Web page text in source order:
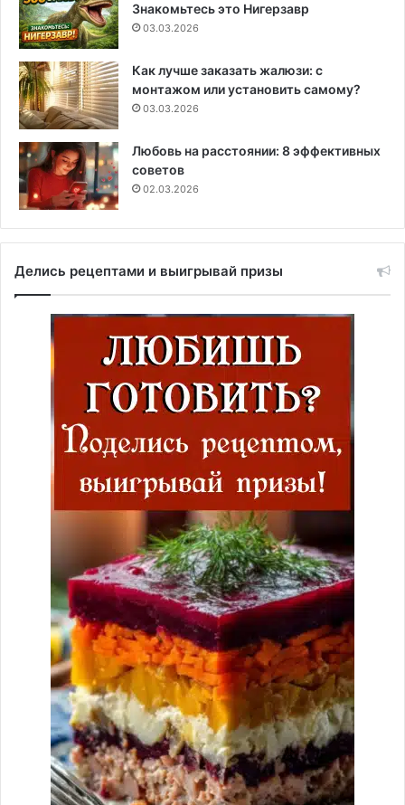
Знакомьтесь это Нигерзавр
03.03.2026
Как лучше заказать жалюзи: с
монтажом или установить самому?
03.03.2026
Любовь на расстоянии: 8 эффективных
советов
02.03.2026
Делись рецептами и выигрывай призы